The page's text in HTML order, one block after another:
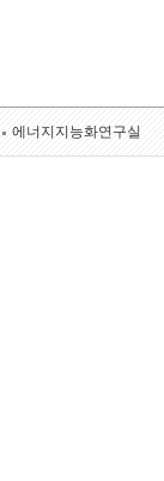
에너지지능화연구실